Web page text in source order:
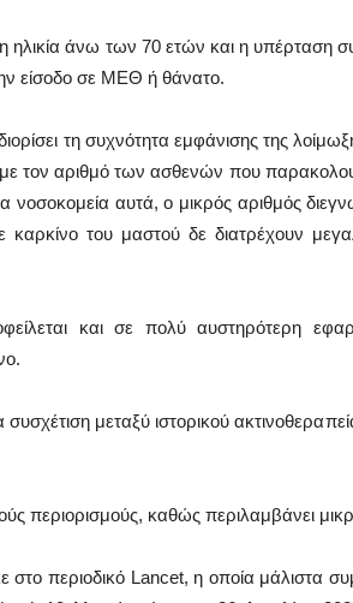
η ηλικία άνω των 70 ετών και η υπέρταση
είσοδο σε ΜΕΘ ή θάνατο.
τη συχνότητα εμφάνισης της
τον αριθμό των ασθενών που
νοσοκομεία αυτά, ο μικρός αριθμός
καρκίνο του μαστού δε διατρέχουν
και σε πολύ αυστηρότερη
μεταξύ ιστορικού
περιορισμούς, καθώς περιλαμβάνει
στο περιοδικό Lancet, η οποία μάλιστα